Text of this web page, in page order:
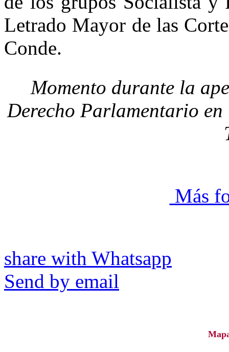
Letrado Mayor de las
Conde.
Momento durante la
Derecho Parlamentario
Más
share with Whatsapp
Send by email